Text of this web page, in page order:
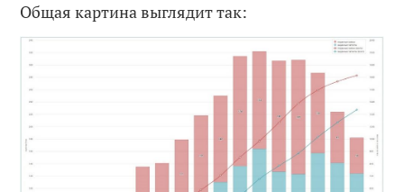
Общая картина выглядит так: